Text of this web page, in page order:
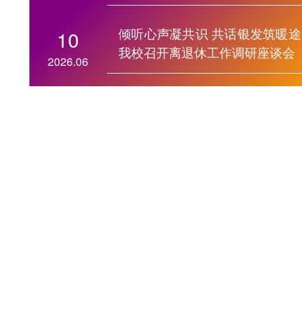
10
2026.06
倾听心声凝共识 共话银发筑暖
我校召开离退休工作调研座谈会